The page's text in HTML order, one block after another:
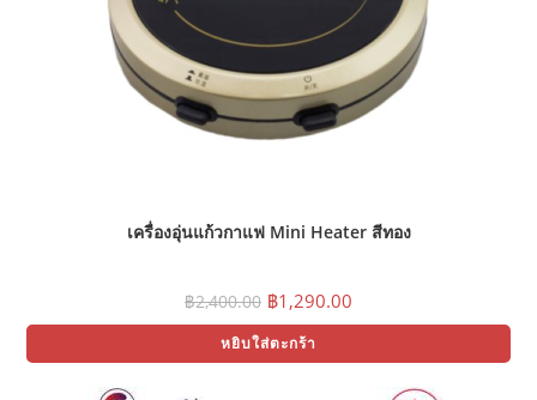
เครื่องอุ่นแก้วกาแฟ Mini Heater สีทอง
฿2,400.00 Original
price
was:
฿2,400.00.
฿1,290.00
price
฿1,290.00.
หยิบใส่ตะกร้า